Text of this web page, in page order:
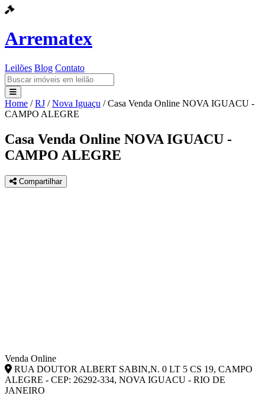
Arrematex
Leilões Blog Contato
Leilões
Blog
Contato
Home / RJ / Nova Iguaçu / Casa Venda Online NOVA IGUACU -
CAMPO ALEGRE
Casa Venda Online NOVA IGUACU -
CAMPO ALEGRE
Compartilhar
Venda Online
RUA DOUTOR ALBERT SABIN,N. 0 LT 5 CS 19, CAMPO
ALEGRE - CEP: 26292-334, NOVA IGUACU - RIO DE
JANEIRO